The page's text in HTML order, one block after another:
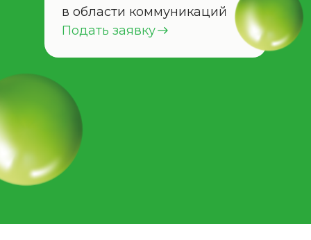
в области коммуникаций
Подать заявку